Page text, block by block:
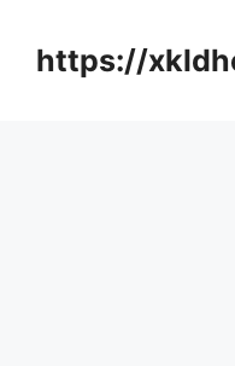
https://